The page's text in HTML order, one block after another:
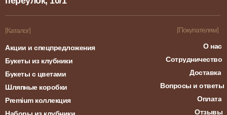
[Покупателям]
Акции и спецпредложения
Букеты из клубники
Букеты с цветами
Шляпные коробки
Premium коллекция
О нас
Сотрудничество
Доставка
Вопросы и ответы
Оплата
Отзывы
[Каталог]